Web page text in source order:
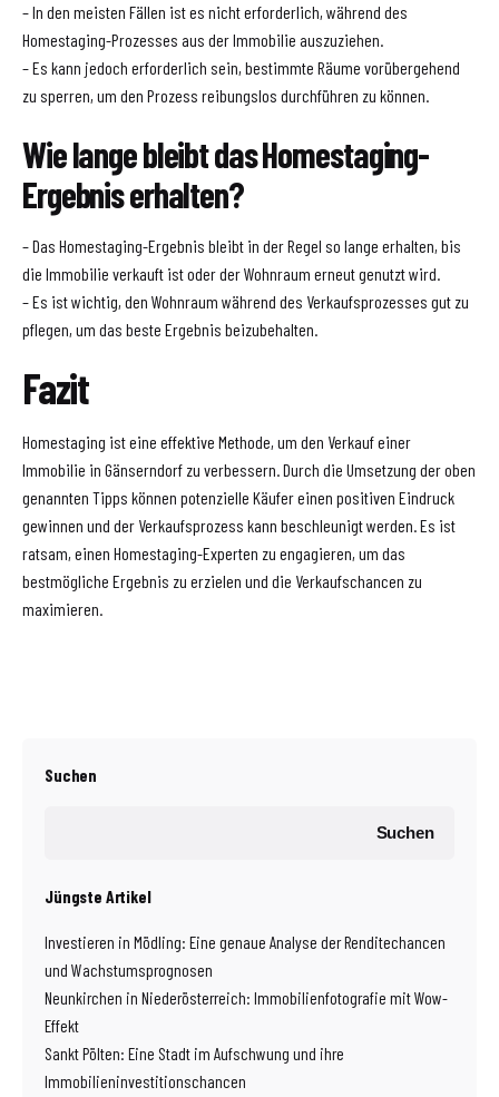
– In den meisten Fällen ist es nicht erforderlich, während des
Homestaging-Prozesses aus der Immobilie auszuziehen.
– Es kann jedoch erforderlich sein, bestimmte Räume vorübergehend
zu sperren, um den Prozess reibungslos durchführen zu können.
Wie lange bleibt das Homestaging-
Ergebnis erhalten?
– Das Homestaging-Ergebnis bleibt in der Regel so lange erhalten, bis
die Immobilie verkauft ist oder der Wohnraum erneut genutzt wird.
– Es ist wichtig, den Wohnraum während des Verkaufsprozesses gut zu
pflegen, um das beste Ergebnis beizubehalten.
Fazit
Homestaging ist eine effektive Methode, um den Verkauf einer
Immobilie in Gänserndorf zu verbessern. Durch die Umsetzung der oben
genannten Tipps können potenzielle Käufer einen positiven Eindruck
gewinnen und der Verkaufsprozess kann beschleunigt werden. Es ist
ratsam, einen Homestaging-Experten zu engagieren, um das
bestmögliche Ergebnis zu erzielen und die Verkaufschancen zu
maximieren.
Suchen
Suchen
Jüngste Artikel
Investieren in Mödling: Eine genaue Analyse der Renditechancen
und Wachstumsprognosen
Neunkirchen in Niederösterreich: Immobilienfotografie mit Wow-
Effekt
Sankt Pölten: Eine Stadt im Aufschwung und ihre
Immobilieninvestitionschancen